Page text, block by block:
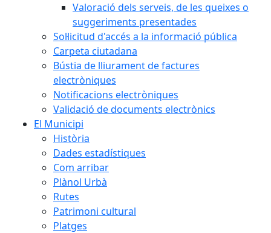
Valoració dels serveis, de les queixes o
suggeriments presentades
Sol·licitud d'accés a la informació pública
Carpeta ciutadana
Bústia de lliurament de factures
electròniques
Notificacions electròniques
Validació de documents electrònics
El Municipi
Història
Dades estadístiques
Com arribar
Plànol Urbà
Rutes
Patrimoni cultural
Platges